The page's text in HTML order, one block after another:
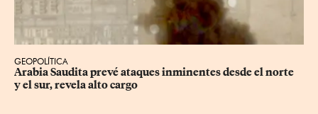
GEOPOLÍTICA
Arabia Saudita prevé ataques inminentes desde el norte
y el sur, revela alto cargo